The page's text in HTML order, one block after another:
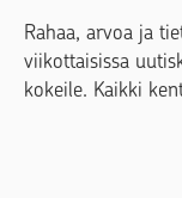
Rahaa, arvoa ja
viikottaisissa
kokeile. Kaikki